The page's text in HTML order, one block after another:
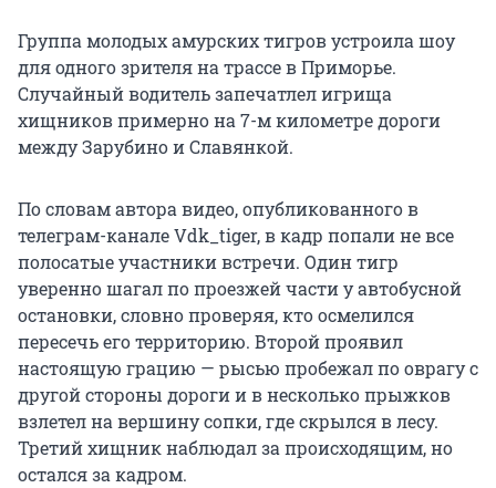
Группа молодых амурских тигров устроила шоу
для одного зрителя на трассе в Приморье.
Случайный водитель запечатлел игрища
хищников примерно на7-м километредороги
между Зарубино и Славянкой.
По словам автора видео, опубликованного в
телеграм-канале Vdk_tiger, в кадр попали не все
полосатые участники встречи. Один тигр
уверенно шагал по проезжей части у автобусной
остановки, словно проверяя, кто осмелился
пересечь его территорию. Второй проявил
настоящую грацию — рысью пробежал по оврагу с
другой стороны дороги и в несколько прыжков
взлетел на вершину сопки, где скрылся в лесу.
Третий хищник наблюдал за происходящим, но
остался за кадром.